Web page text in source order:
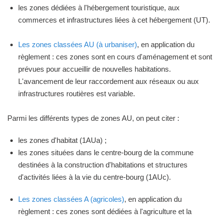
les zones dédiées à l'hébergement touristique, aux
commerces et infrastructures liées à cet hébergement (UT).
Les zones classées AU (à urbaniser), en application du
règlement : ces zones sont en cours d'aménagement et sont
prévues pour accueillir de nouvelles habitations.
L'avancement de leur raccordement aux réseaux ou aux
infrastructures routières est variable.
Parmi les différents types de zones AU, on peut citer :
les zones d'habitat (1AUa) ;
les zones situées dans le centre-bourg de la commune
destinées à la construction d'habitations et structures
d'activités liées à la vie du centre-bourg (1AUc).
Les zones classées A (agricoles), en application du
règlement : ces zones sont dédiées à l'agriculture et la